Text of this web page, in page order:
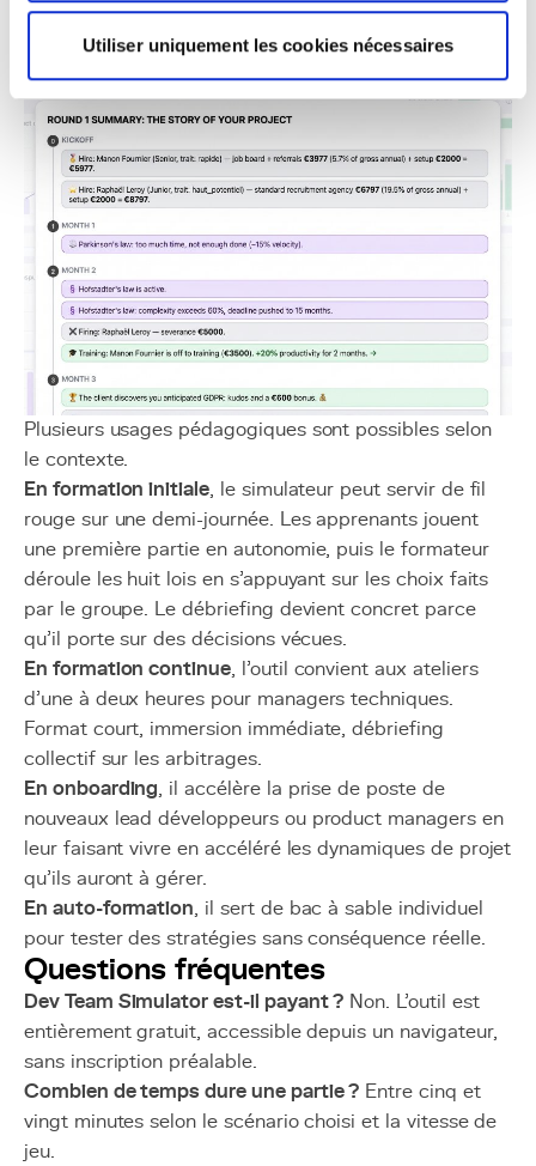
Utiliser uniquement les cookies nécessaires
Simulator dans un parcours de
formation ?
Plusieurs usages pédagogiques sont possibles selon
le contexte.
En formation initiale, le simulateur peut servir de fil
rouge sur une demi-journée. Les apprenants jouent
une première partie en autonomie, puis le formateur
déroule les huit lois en s'appuyant sur les choix faits
par le groupe. Le débriefing devient concret parce
qu'il porte sur des décisions vécues.
En formation continue, l'outil convient aux ateliers
d'une à deux heures pour managers techniques.
Format court, immersion immédiate, débriefing
collectif sur les arbitrages.
En onboarding, il accélère la prise de poste de
nouveaux lead développeurs ou product managers en
leur faisant vivre en accéléré les dynamiques de projet
qu'ils auront à gérer.
En auto-formation, il sert de bac à sable individuel
pour tester des stratégies sans conséquence réelle.
Questions fréquentes
Dev Team Simulator est-il payant ? Non. L'outil est
entièrement gratuit, accessible depuis un navigateur,
sans inscription préalable.
Combien de temps dure une partie ? Entre cinq et
vingt minutes selon le scénario choisi et la vitesse de
jeu.